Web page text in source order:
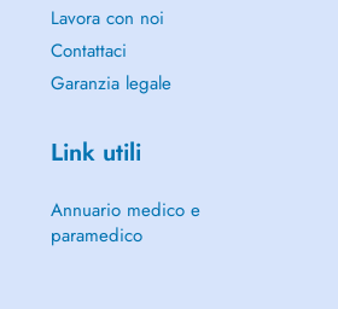
Lavora con noi
Contattaci
Garanzia legale
Link utili
Annuario medico e
paramedico